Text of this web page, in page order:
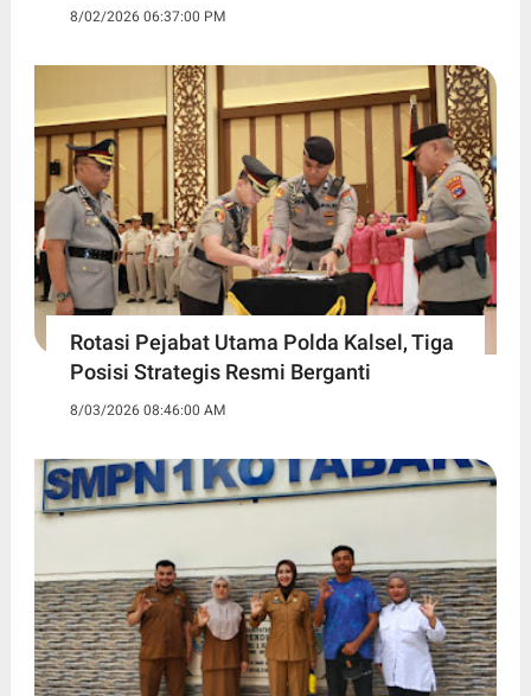
8/02/2026 06:37:00 PM
Rotasi Pejabat Utama Polda Kalsel, Tiga
Posisi Strategis Resmi Berganti
8/03/2026 08:46:00 AM